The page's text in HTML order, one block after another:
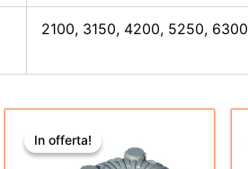
2100, 3150, 4200, 5250, 6300
In offerta!
In offerta!
prodotto